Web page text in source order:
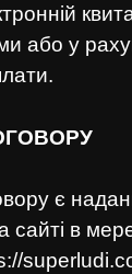
або у
є
сайті в